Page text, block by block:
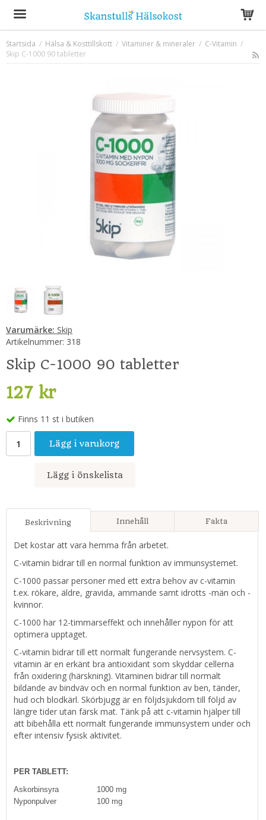
Produkten har blivit tillagd i varukorgen
Startsida / Hälsa & Kosttillskott / Vitaminer & mineraler / C-Vitamin /
Skip C-1000 90 tabletter
Varumärke: Skip
Artikelnummer: 318
Skip C-1000 90 tabletter
127 kr
Finns 11 st i butiken
Lägg i varukorg
Lägg i önskelista
Beskrivning Innehåll Fakta
Det kostar att vara hemma från arbetet.
C-vitamin bidrar till en normal funktion av immunsystemet.
C-1000 passar personer med ett extra behov av c-vitamin
t.ex. rökare, äldre, gravida, ammande samt idrotts -män och -
kvinnor.
C-1000 har 12-timmarseffekt och innehåller nypon för att
optimera upptaget.
C-vitamin bidrar till ett normalt fungerande nervsystem. C-
vitamin är en erkänt bra antioxidant som skyddar cellerna
från oxidering (härskning). Vitaminen bidrar till normalt
bildande av bindväv och en normal funktion av ben, tänder,
hud och blodkärl. Skörbjugg är en följdsjukdom till följd av
längre tider utan färsk mat. Tänk på att c-vitamin hjälper till
att bibehålla ett normalt fungerande immunsystem under och
efter intensiv fysisk aktivitet.
PER TABLETT:
Askorbinsyra 1000 mg
Nyponpulver 100 mg